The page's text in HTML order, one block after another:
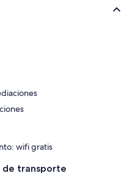
wifi gratis
de transporte